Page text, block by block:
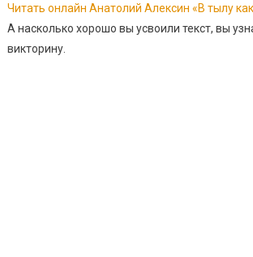
Читать онлайн Анатолий Алексин «В тылу
А насколько хорошо вы усвоили текст, вы
викторину.